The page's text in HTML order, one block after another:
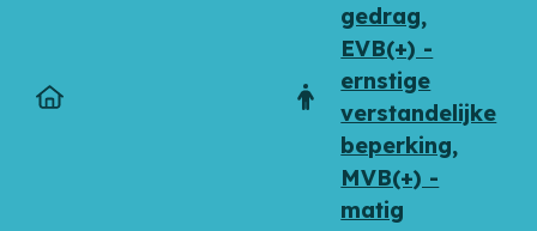
Type Doelgroep
gedrag,
EVB(+) -
ernstige
verstandelijke
beperking,
MVB(+) -
matig